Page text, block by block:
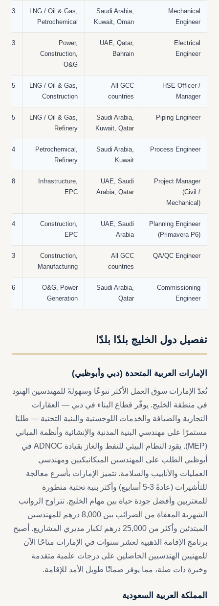
Mechanical
Engineer
Saudi Arabia,
Kuwait, Oman
LNG / Oil & Gas,
Petrochemical
3–10 years
Electrical
Engineer
UAE, Qatar,
Bahrain
Power,
Construction,
O&G
3–10 years
HSE Officer /
Manager
All GCC
countries
LNG / Oil & Gas,
Construction
5–15 years
Piping Engineer
Saudi Arabia,
Kuwait, Qatar
LNG / Oil & Gas,
Refinery
5–12 years
Process Engineer
Saudi Arabia,
Kuwait
Petrochemical,
Refinery
4–12 years
Project Manager
(Civil /
Mechanical)
UAE, Saudi
Arabia, Qatar
Infrastructure,
EPC
8–20 years
Planning Engineer
(Primavera P6)
UAE, Saudi
Arabia
Construction,
EPC
4–10 years
QA/QC Engineer
All GCC
countries
Construction,
Manufacturing
3–10 years
Commissioning
Engineer
Saudi Arabia,
Qatar
O&G, Power
Generation
6–15 years
تفصيل دول الخليج بلدًا بلدًا
الإمارات العربية المتحدة (دبي وأبوظبي)
تُعدّ الإمارات سوق العمل الأكثر تنوعًا وسهولةً للمهندسين الهنود
في منطقة الخليج. يوفّر قطاع البناء في دبي — العقارات
التجارية والضيافة والخدمات اللوجستية والبنية التحتية — طلبًا
مستمرًا على مهندسي البنية المدنية والإنشائية وأنظمة المباني
(MEP). يقود النظام البيئي للنفط والغاز بقيادة ADNOC في
أبوظبي الطلب على المهندسين الميكانيكيين ومهندسي
العمليات والأنابيب والسلامة. تتميز الإمارات بأسرع معالجة
للتأشيرات (عادةً 3-5 أسابيع) وأكثر بنية تحتية متطورة
للمغتربين وأفضل جودة حياة بين مهام الخليج. تتراوح الرواتب
الشهرية المعفاة من الضرائب بين 8,000 درهم للمهندسين
المبتدئين وأكثر من 25,000 درهم لكبار مديري المشاريع. أصبح
برنامج الإقامة الذهبية لعشر سنوات في الإمارات متاحًا الآن
للمهنيين الهندسيين الحاصلين على درجات علمية متقدمة
وخبرة ذات صلة، مما يوفر ضمانًا طويل الأمد للإقامة.
المملكة العربية السعودية